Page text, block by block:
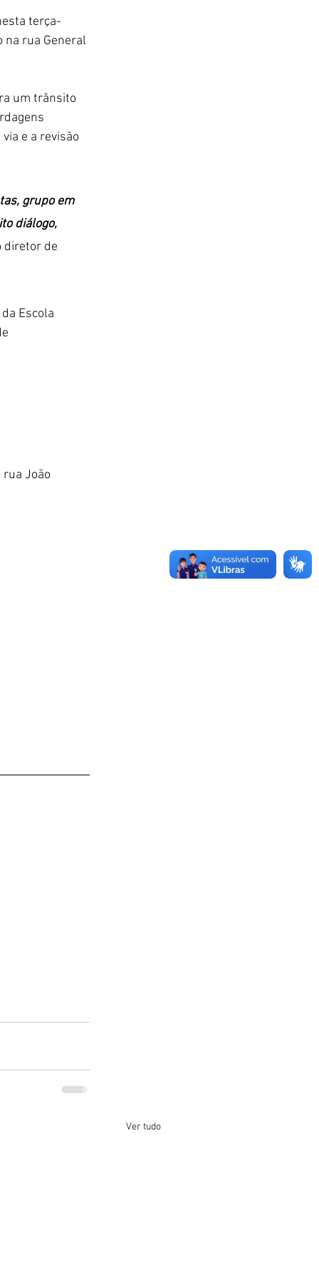
terça-
na rua General
um trânsito
e a revisão
grupo em
diálogo,
diretor de
Escola
João
Ver tudo